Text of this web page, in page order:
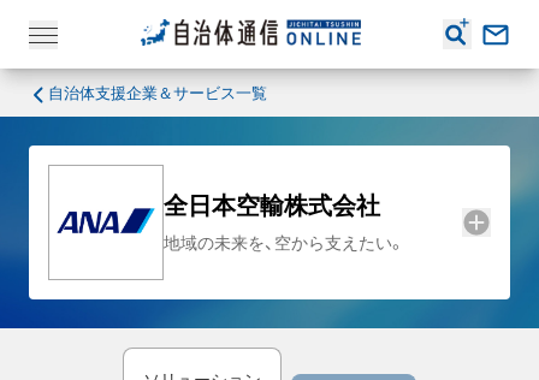
自治体支援企業＆サービス一覧
全日本空輸株式会社
地域の未来を、空から支えたい。